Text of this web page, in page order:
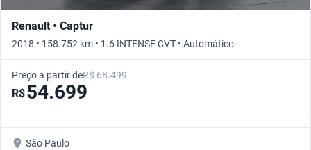
Renault • Captur
2018 • 158.752 km • 1.6 INTENSE CVT • Automático
Preço a partir deR$ 68.499
R$54.699
São Paulo